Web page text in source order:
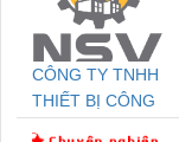
CÔNG TY TNHH
THIẾT BỊ CÔNG